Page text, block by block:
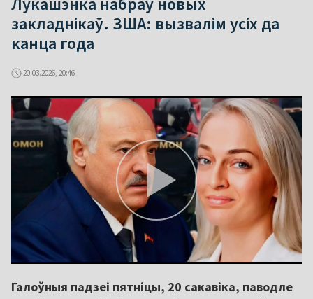
закладнікаў. ЗША: вызвалім усіх да
канца года
20.03.2026, 20:46
Галоўныя падзеі пятніцы, 20 сакавіка, паводле